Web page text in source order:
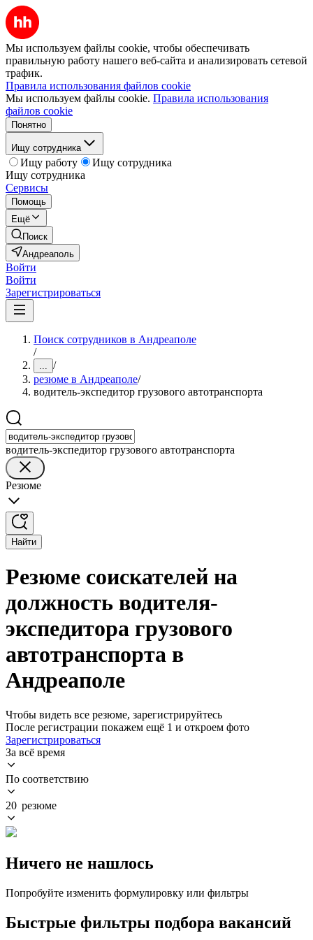
Мы используем файлы cookie, чтобы обеспечивать
правильную работу нашего веб-сайта и анализировать сетевой
трафик.
Правила использования файлов cookie
Мы используем файлы cookie. Правила использования
файлов cookie
Понятно
Ищу сотрудника
Ищу работу
Ищу сотрудника
Ищу сотрудника
Сервисы
Помощь
Ещё
Поиск
Андреаполь
Войти
Войти
Зарегистрироваться
Поиск сотрудников в Андреаполе
/
... /
резюме в Андреаполе/
водитель-экспедитор грузового автотранспорта
водитель-экспедитор грузового автотранспорта
Резюме
Найти
Резюме соискателей на
должность водителя-
экспедитора грузового
автотранспорта в
Андреаполе
Чтобы видеть все резюме, зарегистрируйтесь
После регистрации покажем ещё 1 и откроем фото
Зарегистрироваться
За всё время
По соответствию
20 резюме
Ничего не нашлось
Попробуйте изменить формулировку или фильтры
Быстрые фильтры подбора вакансий